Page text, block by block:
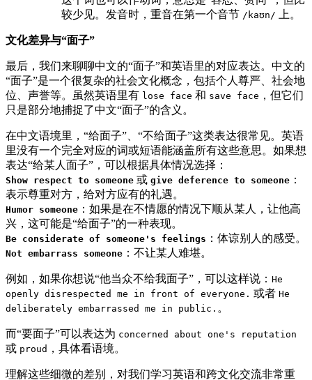
较少见。发音时，重音在第一个音节 /kaʊn/ 上。
文化差异与“面子”
最后，我们来聊聊中文的“面子”和英语里的对应表达。中文的
“面子”是一个很复杂的社会文化概念，包括个人尊严、社会地
位、声誉等。虽然英语里有 lose face 和 save face ，但它们
只是部分地捕捉了中文“面子”的含义。
在中文语境里，“给面子”、“不给面子”这类表达很常见。英语
里没有一个完全对应的词或短语能涵盖所有这些意思。如果想
表达“给某人面子”，可以根据具体情况选择：
Show respect to someone 或 give deference to someone ：
表示尊重对方，给对方应有的礼遇。
Humor someone ：如果是在不情愿的情况下顺从某人，让他高
兴，这可能是“给面子”的一种表现。
Be considerate of someone's feelings ：体谅别人的感受。
Not embarrass someone ：不让某人难堪。
例如，如果你想说“他当众不给我面子”，可以这样说： He
openly disrespected me in front of everyone. 或者 He
deliberately embarrassed me in public. 。
而“要面子”可以表达为 concerned about one's reputation
或 proud ，具体看语境。
理解这些细微的差别，对我们学习英语和跨文化交流非常重